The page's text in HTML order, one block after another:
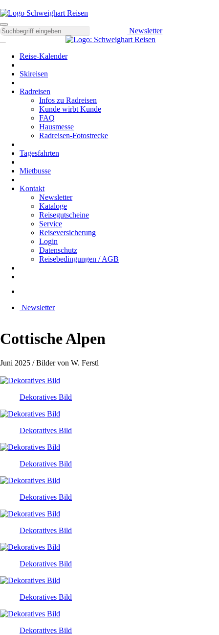
Newsletter
Reise-Kalender
Skireisen
Radreisen
Infos zu Radreisen
Kunde wirbt Kunde
FAQ
Hausmesse
Radreisen-Fotostrecke
Tagesfahrten
Mietbusse
Kontakt
Newsletter
Kataloge
Reisegutscheine
Service
Reiseversicherung
Login
Datenschutz
Reisebedingungen / AGB
Newsletter
Cottische Alpen
Juni 2025 / Bilder von W. Ferstl
Dekoratives Bild
Dekoratives Bild
Dekoratives Bild
Dekoratives Bild
Dekoratives Bild
Dekoratives Bild
Dekoratives Bild
Dekoratives Bild